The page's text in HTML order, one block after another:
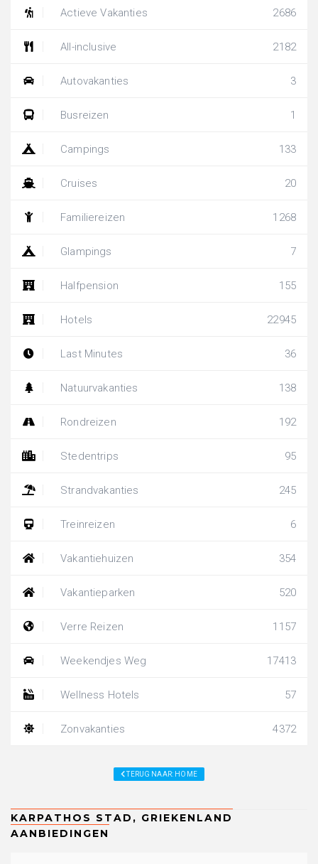
Actieve Vakanties 2686
All-inclusive 2182
Autovakanties 3
Busreizen 1
Campings 133
Cruises 20
Familiereizen 1268
Glampings 7
Halfpension 155
Hotels 22945
Last Minutes 36
Natuurvakanties 138
Rondreizen 192
Stedentrips 95
Strandvakanties 245
Treinreizen 6
Vakantiehuizen 354
Vakantieparken 520
Verre Reizen 1157
Weekendjes Weg 17413
Wellness Hotels 57
Zonvakanties 4372
TERUG NAAR: HOME